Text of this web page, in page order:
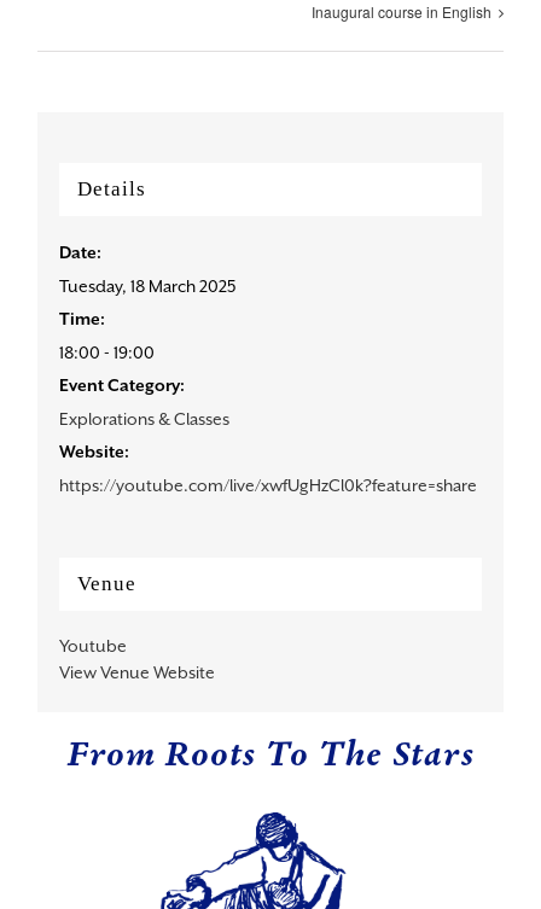
Inaugural course in English
Details
Date:
Tuesday, 18 March 2025
Time:
18:00 - 19:00
Event Category:
Explorations & Classes
Website:
https://youtube.com/live/xwfUgHzCl0k?feature=share
Venue
Youtube
View Venue Website
From Roots To The Stars